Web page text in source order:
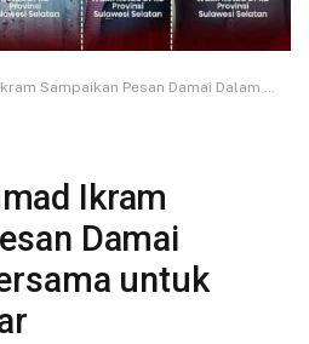
Pesan Damai Dalam Doa Bersama untuk Kota Makassar
Ikram
Damai
untuk